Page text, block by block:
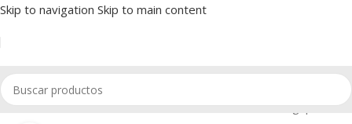
Skip to navigation Skip to main content
Cámaras IP Domo HikVision/Cámaras IP Domo 4 Megapíxeles